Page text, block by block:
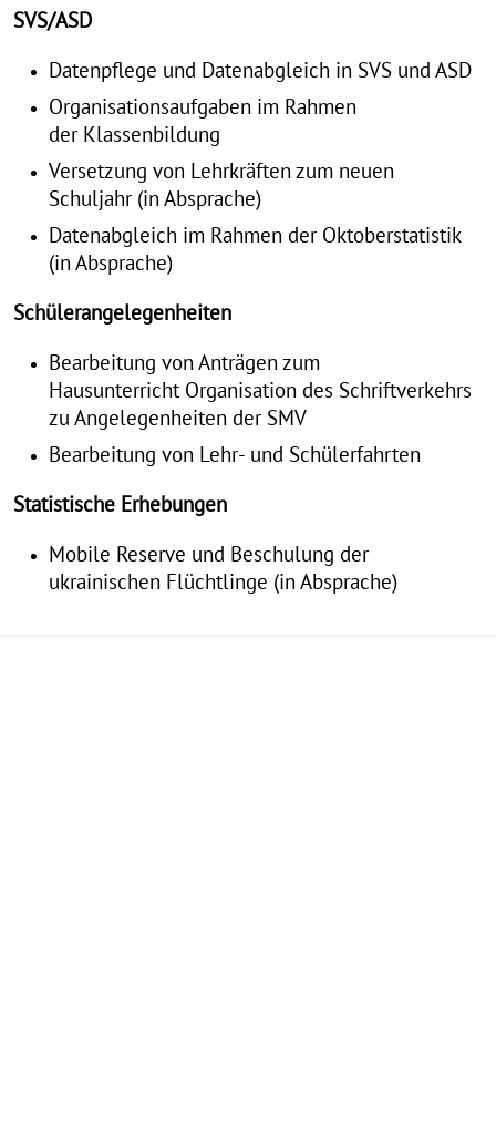
SVS/ASD
Datenpflege und Datenabgleich in SVS und ASD
Organisationsaufgaben im Rahmen
der Klassenbildung
Versetzung von Lehrkräften zum neuen
Schuljahr (in Absprache)
Datenabgleich im Rahmen der Oktoberstatistik
(in Absprache)
Schülerangelegenheiten
Bearbeitung von Anträgen zum
Hausunterricht Organisation des Schriftverkehrs
zu Angelegenheiten der SMV
Bearbeitung von Lehr- und Schülerfahrten
Statistische Erhebungen
Mobile Reserve und Beschulung der
ukrainischen Flüchtlinge (in Absprache)